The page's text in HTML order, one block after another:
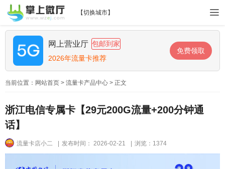
【切换城市】
网上营业厅 包邮到家
2026年流量卡推荐
免费领取
当前位置： 网站首页 > 流量卡产品中心 > 正文
浙江电信专属卡【29元200G流量+200分钟通
话】
流量卡店小二 发布时间： 2026-02-21 浏览：1374